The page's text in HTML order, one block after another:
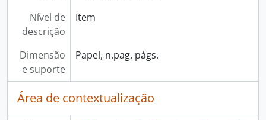
Nível de
descrição
Item
Dimensão
e suporte
Papel, n.pag. págs.
Área de contextualização